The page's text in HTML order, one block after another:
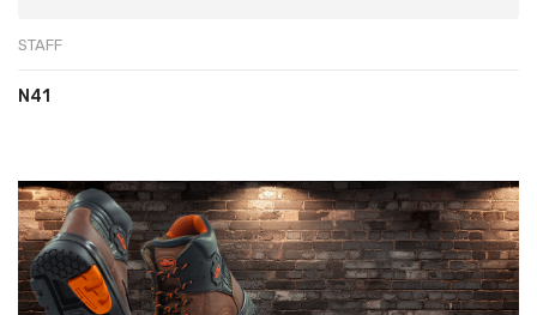
STAFF
N41